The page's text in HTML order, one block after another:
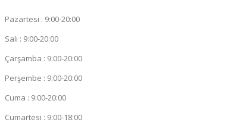
Pazartesi : 9:00-20:00
Salı : 9:00-20:00
Çarşamba : 9:00-20:00
Perşembe : 9:00-20:00
Cuma : 9:00-20:00
Cumartesi : 9:00-18:00